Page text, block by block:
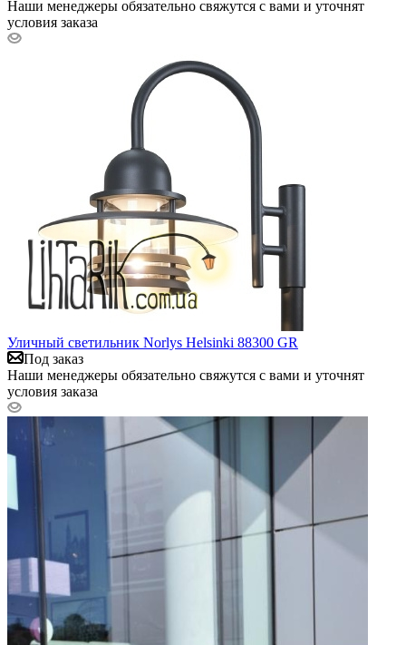
Наши менеджеры обязательно свяжутся с вами и уточнят
условия заказа
Уличный светильник Norlys Helsinki 88300 GR
Под заказ
Наши менеджеры обязательно свяжутся с вами и уточнят
условия заказа